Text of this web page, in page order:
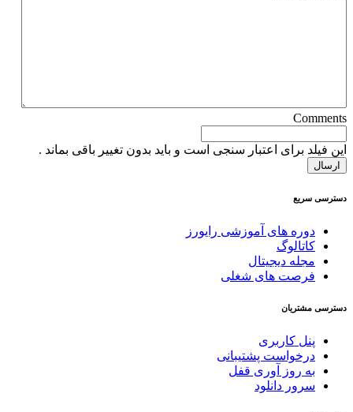
Comments
این فیلد برای اعتبار سنجی است و باید بدون تغییر باقی بماند .
دسترسی سریع
دوره های آموزشی رایورز
کاتالوگ
مجله دیجیتال
فرصت های شغلی
دسترسی مشتریان
پنل کاربری
درخواست پشتیبانی
به روز آوری قفل
سرور دانلود